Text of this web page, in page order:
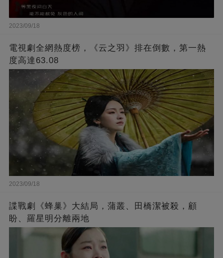
2023/09/18
電視劇全網熱度榜，《云之羽》排在倒數，第一熱
度高達63.08
2023/09/18
諜戰劇《蜂巢》大結局，蒲叢、田橋潔被殺，顧
盼、羅星明分離兩地